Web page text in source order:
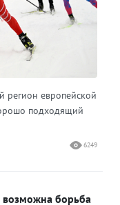
регион европейской
подходящий
6249
возможна борьба